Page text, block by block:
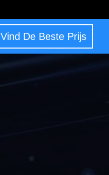
Vind De Beste Prijs